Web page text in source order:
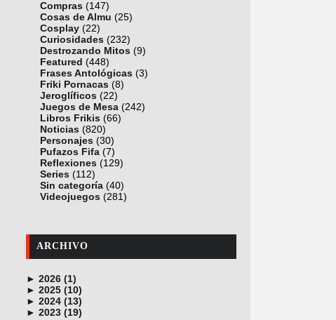
Compras (147)
Cosas de Almu (25)
Cosplay (22)
Curiosidades (232)
Destrozando Mitos (9)
Featured (448)
Frases Antológicas (3)
Friki Pornacas (8)
Jeroglíficos (22)
Juegos de Mesa (242)
Libros Frikis (66)
Noticias (820)
Personajes (30)
Pufazos Fifa (7)
Reflexiones (129)
Series (112)
Sin categoría (40)
Videojuegos (281)
ARCHIVO
► 2026 (1)
junio (1)
► 2025 (10)
noviembre (1)
octubre (1)
► 2024 (13)
diciembre (4)
► 2023 (19)